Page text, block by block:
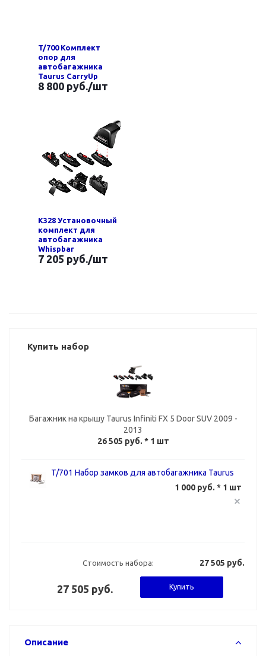
T/700 Комплект
опор для
автобагажника
Taurus CarryUp
8 800 руб./шт
K328 Установочный
комплект для
автобагажника
Whispbar
7 205 руб./шт
Купить набор
Багажник на крышу Taurus Infiniti FX 5 Door SUV 2009 -
2013
26 505 руб. * 1 шт
T/701 Набор замков для автобагажника Taurus
1 000 руб. * 1 шт
Стоимость набора: 27 505 руб.
27 505 руб. Купить
Описание